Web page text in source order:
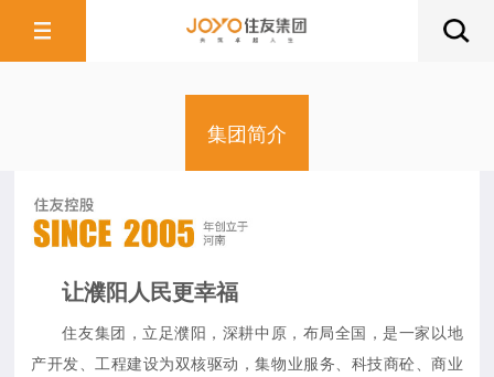
集团简介
让濮阳人民更幸福
住友集团，立足濮阳，深耕中原，布局全国，是一家以地
产开发、工程建设为双核驱动，集物业服务、科技商砼、商业